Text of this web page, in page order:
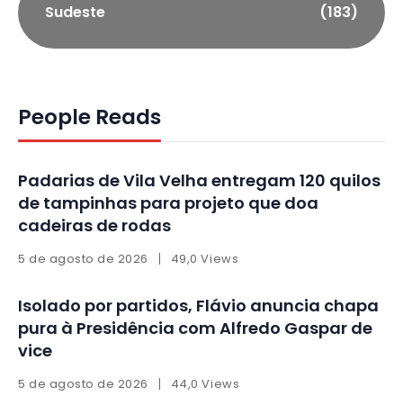
Sudeste (183)
People Reads
Padarias de Vila Velha entregam 120 quilos
de tampinhas para projeto que doa
cadeiras de rodas
5 de agosto de 2026 49,0 Views
Isolado por partidos, Flávio anuncia chapa
pura à Presidência com Alfredo Gaspar de
vice
5 de agosto de 2026 44,0 Views